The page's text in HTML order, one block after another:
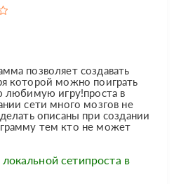
позволяет создавать
которой можно поиграть
любимую игру!проста в
сети много мозгов не
описаны при создании
тем кто не может
сетипроста в